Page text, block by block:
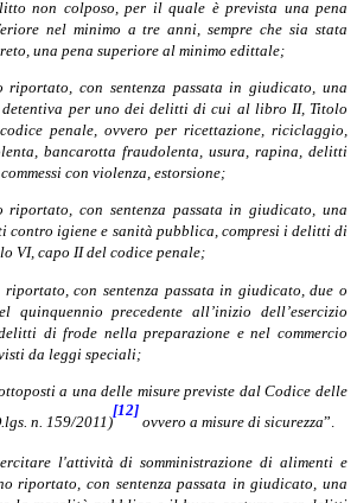
non colposo, per il quale è prevista una pena
nel minimo a tre anni, sempre che sia stata
una pena superiore al minimo edittale;
riportato, con sentenza passata in giudicato, una
detentiva per uno dei delitti di cui al libro II, Titolo
penale, ovvero per ricettazione, riciclaggio,
bancarotta fraudolenta, usura, rapina, delitti
con violenza, estorsione;
riportato, con sentenza passata in giudicato, una
contro igiene e sanità pubblica, compresi i delitti di
VI, capo II del codice penale;
con sentenza passata in giudicato, due o
quinquennio precedente all’inizio dell’esercizio
di frode nella preparazione e nel commercio
da leggi speciali;
a una delle misure previste dal Codice delle
n. 159/2011)
[12]
ovvero a misure di sicurezza”.
l'attività di somministrazione di alimenti e
riportato, con sentenza passata in giudicato, una